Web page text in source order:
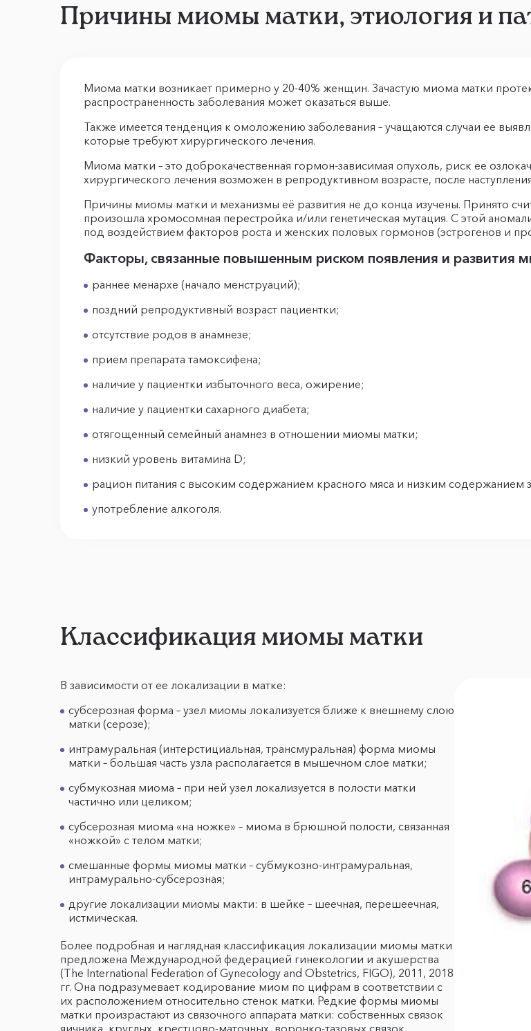
Причины миомы матки, этиология и
Миома матки возникает примерно у 20-40% женщин. Зачастую миома матки
распространенность заболевания может оказаться выше.
Также имеется тенденция к омоложению заболевания – учащаются случаи ее
которые требуют хирургического лечения.
Миома матки – это доброкачественная гормон-зависимая опухоль, риск ее
хирургического лечения возможен в репродуктивном возрасте, после
Причины миомы матки и механизмы её развития не до конца изучены. Принято
произошла хромосомная перестройка и/или генетическая мутация. С этой
под воздействием факторов роста и женских половых гормонов (эстрогенов и
Факторы, связанные повышенным риском появления и развития
раннее менархе (начало менструаций);
поздний репродуктивный возраст пациентки;
отсутствие родов в анамнезе;
прием препарата тамоксифена;
наличие у пациентки избыточного веса, ожирение;
наличие у пациентки сахарного диабета;
отягощенный семейный анамнез в отношении миомы матки;
низкий уровень витамина D;
рацион питания с высоким содержанием красного мяса и низким
употребление алкоголя.
Классификация миомы матки
В зависимости от ее локализации в матке:
субсерозная форма – узел миомы локализуется ближе к внешнему слою
матки (серозе);
интрамуральная (интерстициальная, трансмуральная) форма миомы
матки – большая часть узла располагается в мышечном слое матки;
субмукозная миома – при ней узел локализуется в полости матки
частично или целиком;
субсерозная миома «на ножке» – миома в брюшной полости, связанная
«ножкой» с телом матки;
смешанные формы миомы матки – субмукозно-интрамуральная,
интрамурально-субсерозная;
другие локализации миомы макти: в шейке – шеечная, перешеечная,
истмическая.
Более подробная и наглядная классификация локализации миомы матки
предложена Международной федерацией гинекологии и акушерства
(The International Federation of Gynecology and Obstetrics, FIGO), 2011, 2018
гг. Она подразумевает кодирование миом по цифрам в соответствии с
их расположением относительно стенок матки. Редкие формы миомы
матки произрастают из связочного аппарата матки: собственных связок
яичника, круглых, крестцово-маточных, воронко-тазовых связок.